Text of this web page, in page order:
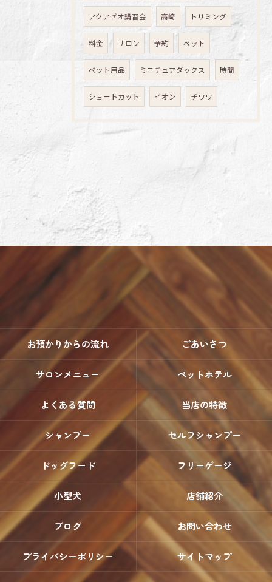
アクアゼオ講習会 高崎 トリミング
料金 サロン 予約 ペット
ペット用品 ミニチュアダックス 時間
ショートカット イオン チワワ
お預かりからの流れ ごあいさつ
サロンメニュー ペットホテル
よくある質問 当店の特徴
シャンプー セルフシャンプー
ドッグフード フリーゲージ
小型犬 店舗紹介
ブログ お問い合わせ
プライバシーポリシー サイトマップ